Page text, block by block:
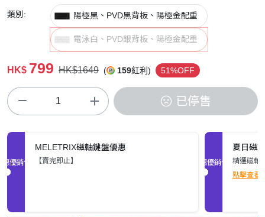
類別: 陽極黑、PVD黑背板、陽極金配重
電泳白、PVD銀背板、陽極金配重
HK$ 799 HK$1649 ( 159紅利) 51%OFF
已停售
促銷優惠
MELETRIX磁軸鍵盤優惠
【賣完即止】 促銷優惠
夏日磁
精選磁軸
點擊查看